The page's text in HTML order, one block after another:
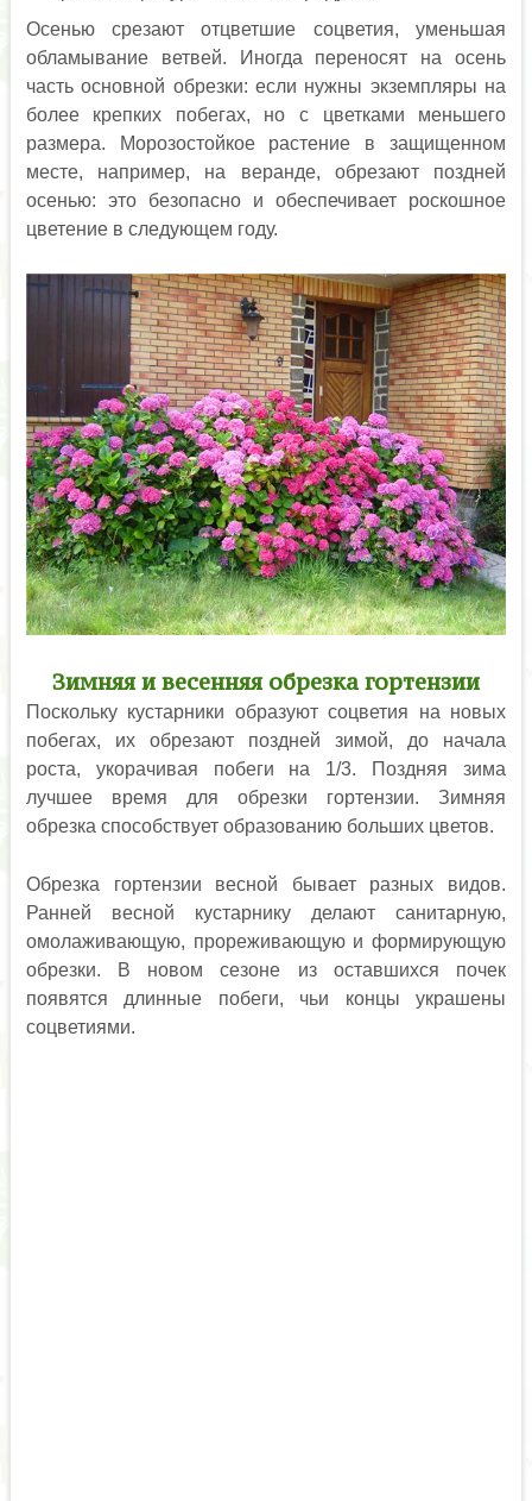
Осенью срезают отцветшие соцветия, уменьшая
обламывание ветвей. Иногда переносят на осень
часть основной обрезки: если нужны экземпляры на
более крепких побегах, но с цветками меньшего
размера. Морозостойкое растение в защищенном
месте, например, на веранде, обрезают поздней
осенью: это безопасно и обеспечивает роскошное
цветение в следующем году.
Зимняя и весенняя обрезка гортензии
Поскольку кустарники образуют соцветия на новых
побегах, их обрезают поздней зимой, до начала
роста, укорачивая побеги на 1/3. Поздняя зима
лучшее время для обрезки гортензии. Зимняя
обрезка способствует образованию больших цветов.
Обрезка гортензии весной бывает разных видов.
Ранней весной кустарнику делают санитарную,
омолаживающую, прореживающую и формирующую
обрезки. В новом сезоне из оставшихся почек
появятся длинные побеги, чьи концы украшены
соцветиями.